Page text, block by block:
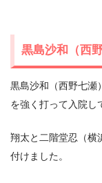
黒島沙和（西
黒島沙和（西野七瀬
を強く打って入院し
翔太と二階堂忍（横
付けました。